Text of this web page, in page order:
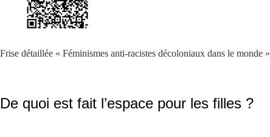
Frise détaillée « Féminismes anti-racistes décoloniaux dans le monde »
De quoi est fait l’espace pour les filles ?